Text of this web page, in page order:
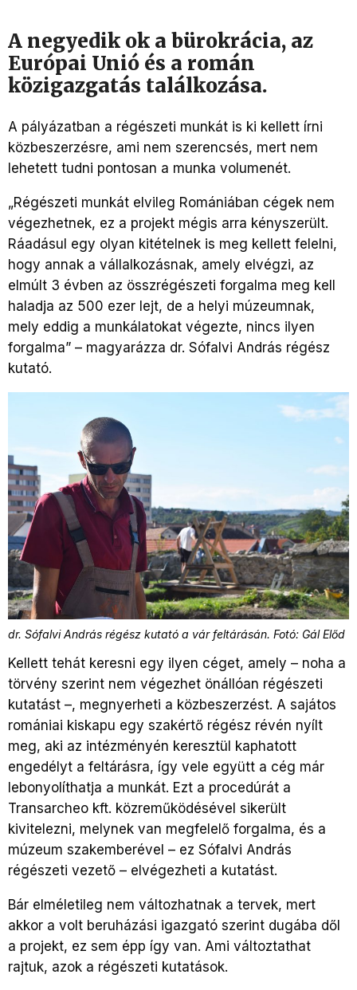
A negyedik ok a bürokrácia, az
Európai Unió és a román
közigazgatás találkozása.
A pályázatban a régészeti munkát is ki kellett írni
közbeszerzésre, ami nem szerencsés, mert nem
lehetett tudni pontosan a munka volumenét.
„Régészeti munkát elvileg Romániában cégek nem
végezhetnek, ez a projekt mégis arra kényszerült.
Ráadásul egy olyan kitételnek is meg kellett felelni,
hogy annak a vállalkozásnak, amely elvégzi, az
elmúlt 3 évben az összrégészeti forgalma meg kell
haladja az 500 ezer lejt, de a helyi múzeumnak,
mely eddig a munkálatokat végezte, nincs ilyen
forgalma” – magyarázza dr. Sófalvi András régész
kutató.
dr. Sófalvi András régész kutató a vár feltárásán. Fotó: Gál Előd
Kellett tehát keresni egy ilyen céget, amely – noha a
törvény szerint nem végezhet önállóan régészeti
kutatást –, megnyerheti a közbeszerzést. A sajátos
romániai kiskapu egy szakértő régész révén nyílt
meg, aki az intézményén keresztül kaphatott
engedélyt a feltárásra, így vele együtt a cég már
lebonyolíthatja a munkát. Ezt a procedúrát a
Transarcheo kft. közreműködésével sikerült
kivitelezni, melynek van megfelelő forgalma, és a
múzeum szakemberével – ez Sófalvi András
régészeti vezető – elvégezheti a kutatást.
Bár elméletileg nem változhatnak a tervek, mert
akkor a volt beruházási igazgató szerint dugába dől
a projekt, ez sem épp így van. Ami változtathat
rajtuk, azok a régészeti kutatások.